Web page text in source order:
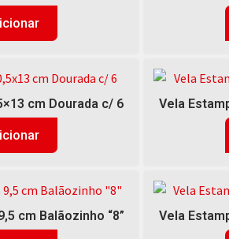
cm Dourada c/ 6 Vela
cm Balãozinho “8” Vela